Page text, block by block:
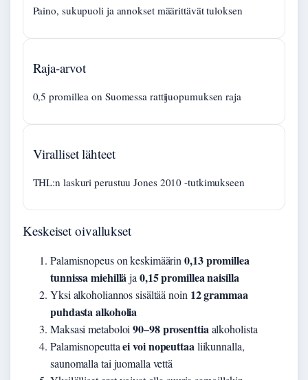
Paino, sukupuoli ja annokset määrittävät tuloksen
Raja-arvot
0,5 promillea on Suomessa rattijuopumuksen raja
Viralliset lähteet
THL:n laskuri perustuu Jones 2010 -tutkimukseen
Keskeiset oivallukset
Palamisnopeus on keskimäärin0,13 promillea
tunnissa miehillä ja 0,15 promillea naisilla
Yksi alkoholiannos sisältää noin 12 grammaa
puhdasta alkoholia
Maksasi metaboloi90–98 prosenttia alkoholista
Palamisnopeuttaei voi nopeuttaa liikunnalla,
saunomalla tai juomalla vettä